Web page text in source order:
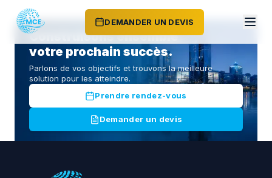
DEMANDER UN DEVIS
Construisons ensemble
votre prochain succès.
Parlons de vos objectifs et trouvons la meilleure
solution pour les atteindre.
Prendre rendez-vous
Demander un devis